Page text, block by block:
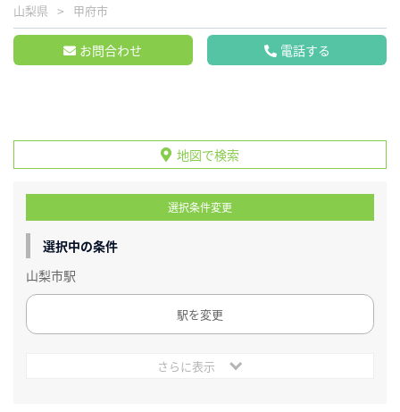
山梨県 甲府市
お問合わせ 電話する
地図で検索
選択条件変更
選択中の条件
山梨市駅
駅を変更
さらに表示